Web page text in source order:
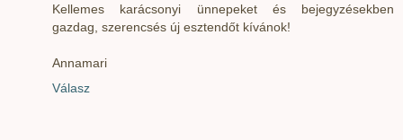
Kellemes karácsonyi ünnepeket és bejegyzésekben
gazdag, szerencsés új esztendőt kívánok!
Annamari
Válasz